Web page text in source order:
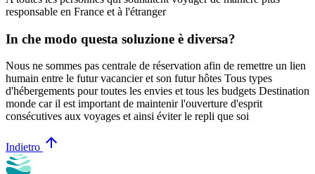
responsable en France et à l'étranger
In che modo questa soluzione è diversa?
Nous ne sommes pas centrale de réservation afin de remettre un lien
humain entre le futur vacancier et son futur hôtes Tous types
d'hébergements pour toutes les envies et tous les budgets Destination
monde car il est important de maintenir l'ouverture d'esprit
consécutives aux voyages et ainsi éviter le repli que soi
Indietro arrow_upward